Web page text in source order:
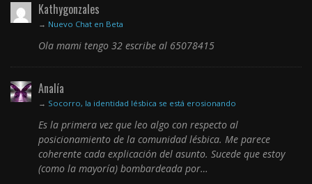
Kathygonzales
→ Nuevo Chat en Beta
Ola mami tengo 32 escribe al 65078415
Analía
→ Socorro, la identidad lésbica se está erosionando
Es la primera vez que leo algo con respecto al
posicionamiento de la comunidad lésbica. Me parece
coherente cada explicación del asunto. Sucede que estoy
(como la mayoría) bombardeada por…